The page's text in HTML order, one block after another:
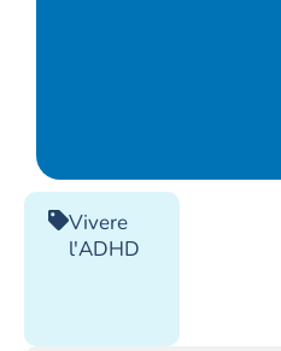
Vivere
l'ADHD